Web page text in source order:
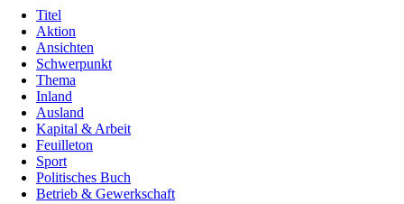
Titel
Aktion
Ansichten
Schwerpunkt
Thema
Inland
Ausland
Kapital & Arbeit
Feuilleton
Sport
Politisches Buch
Betrieb & Gewerkschaft